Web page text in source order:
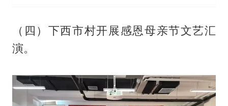
（四）下西市村开展感恩母亲节文艺汇
演。